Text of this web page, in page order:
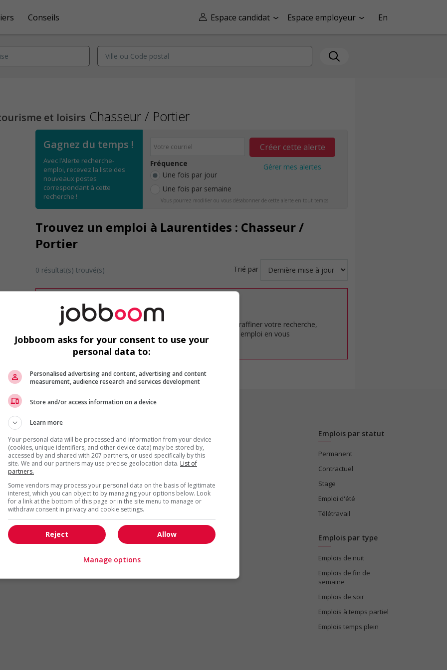
Espace candidat Espace employeur En
Conseils
et loisirs Chasseur / Portier
Gagnez du temps !
Avec l’Alerte recherche-
emploi, recevez la liste des
nouveaux postes
correspondant à cette
recherche !
Fréquence
Une fois par jour
Une fois par semaine
Créer cette alerte
Gérer mes alertes
Vous pourrez modifier ou vous désabonner de cette alerte en tout temps.
Trouvez un emploi à Laurentides : Chasseur /
Portier
0 résultat(s) trouvé(s) Trié par
Désolé, cette recherche n'a produit aucun résultat.
Veuillez faire une nouvelle recherche.
Vous pouvez en tout temps utiliser nos outils pour raffiner votre recherche,
ou chercher un poste selon votre profil d'intérêt en emploi en vous
inscrivantcomme membre Jobboom.
Arts et métiers de la mode Automobile et transport
Cadres supérieurs
Commerce / Offres de services
Comptabilité / Assurance
Construction / Manutention
Droit
Ingénierie / Sciences
Marketing / Communication
Ressources humaines
Tourisme / Hôtellerie
Santé
Emplois par statut
Permanent
Contractuel
Stage
Emploi d'été
Télétravail
Emplois par type
Emplois de nuit
Emplois de fin de
semaine
Emplois de soir
Emplois à temps partiel
Emplois temps plein
Jobboom asks for your consent to use your
personal data to:
Personalised advertising and content, advertising and content
measurement, audience research and services development
Store and/or access information on a device
Learn more
Your personal data will be processed and information from your device
(cookies, unique identifiers, and other device data) may be stored by,
accessed by and shared with 207 partners, or used specifically by this
site. We and our partners may use precise geolocation data. List of
partners.
Some vendors may process your personal data on the basis of legitimate
interest, which you can object to by managing your options below. Look
for a link at the bottom of this page or in the site menu to manage or
withdraw consent in privacy and cookie settings.
Allow
Reject
Manage options